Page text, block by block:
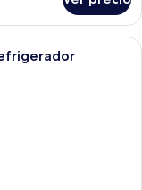
de hotel con una